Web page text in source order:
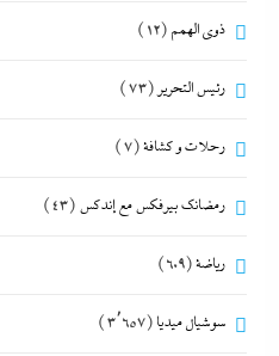
ذوى الهمم (12)
رئيس التحرير (73)
رحلات و كشافة(7)
رمضانك بيرفكس مع إندكس (43)
رياضة(609)
سوشيال ميديا (3٬657)